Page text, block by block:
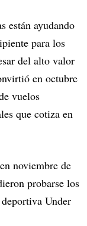
están ayudando
para los
del alto valor
en octubre
vuelos
que cotiza en
noviembre de
probarse los
Under